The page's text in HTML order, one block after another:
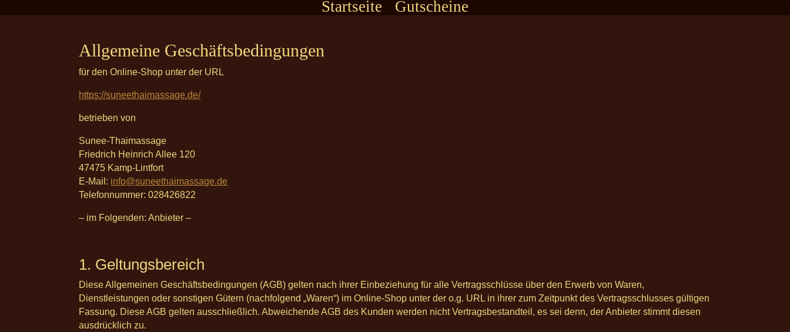
Startseite Gutscheine
Allgemeine Geschäftsbedingungen
für den Online-Shop unter der URL
https://suneethaimassage.de/
betrieben von
Sunee-Thaimassage
Friedrich Heinrich Allee 120
47475 Kamp-Lintfort
E-Mail: info@suneethaimassage.de
Telefonnummer: 028426822
– im Folgenden: Anbieter –
1. Geltungsbereich
Diese Allgemeinen Geschäftsbedingungen (AGB) gelten nach ihrer Einbeziehung für alle Vertragsschlüsse über den Erwerb von Waren,
Dienstleistungen oder sonstigen Gütern (nachfolgend „Waren“) im Online-Shop unter der o.g. URL in ihrer zum Zeitpunkt des Vertragsschlusses gültigen
Fassung. Diese AGB gelten ausschließlich. Abweichende AGB des Kunden werden nicht Vertragsbestandteil, es sei denn, der Anbieter stimmt diesen
ausdrücklich zu.